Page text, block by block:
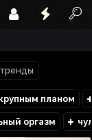
тренды
планом
оргазм